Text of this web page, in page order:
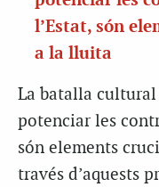
l’Estat, són
a la lluita
La batalla
potenciar les
són elements
través d’aquests